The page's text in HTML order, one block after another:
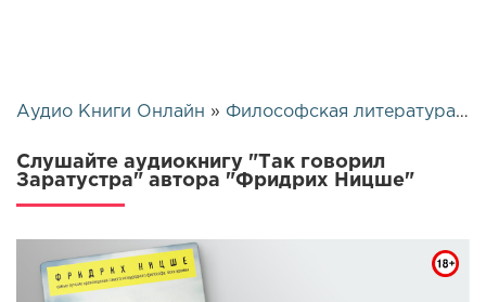
Аудио Книги Онлайн » Философская литература»
Слушайте аудиокнигу "Так говорил
Заратустра" автора "Фридрих Ницше"